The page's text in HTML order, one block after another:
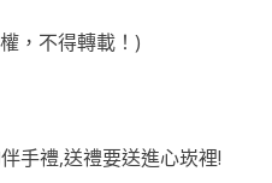
，不得轉載！)
手禮,送禮要送進心崁裡!